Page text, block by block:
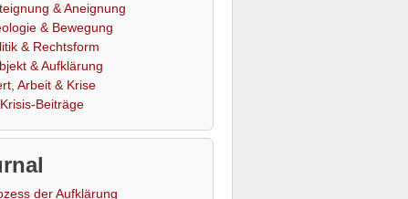
& Aneignung
& Bewegung
& Rechtsform
& Aufklärung
Arbeit & Krise
Beiträge
der Aufklärung